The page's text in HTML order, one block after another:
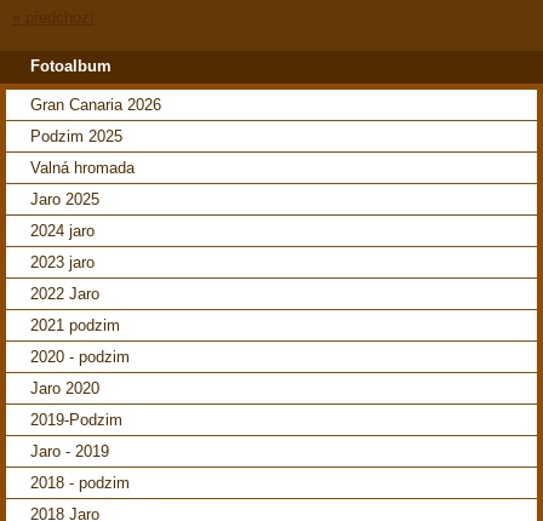
Fotoalbum
Gran Canaria 2026
Podzim 2025
Valná hromada
Jaro 2025
2024 jaro
2023 jaro
2022 Jaro
2021 podzim
2020 - podzim
Jaro 2020
2019-Podzim
Jaro - 2019
2018 - podzim
2018 Jaro